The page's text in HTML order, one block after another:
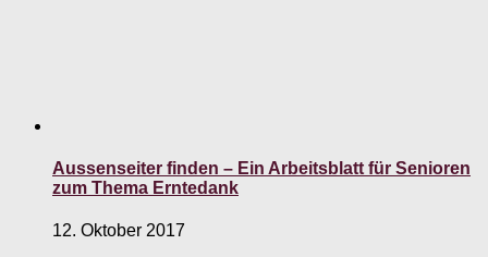
Aussenseiter finden – Ein Arbeitsblatt für Senioren
zum Thema Erntedank
12. Oktober 2017